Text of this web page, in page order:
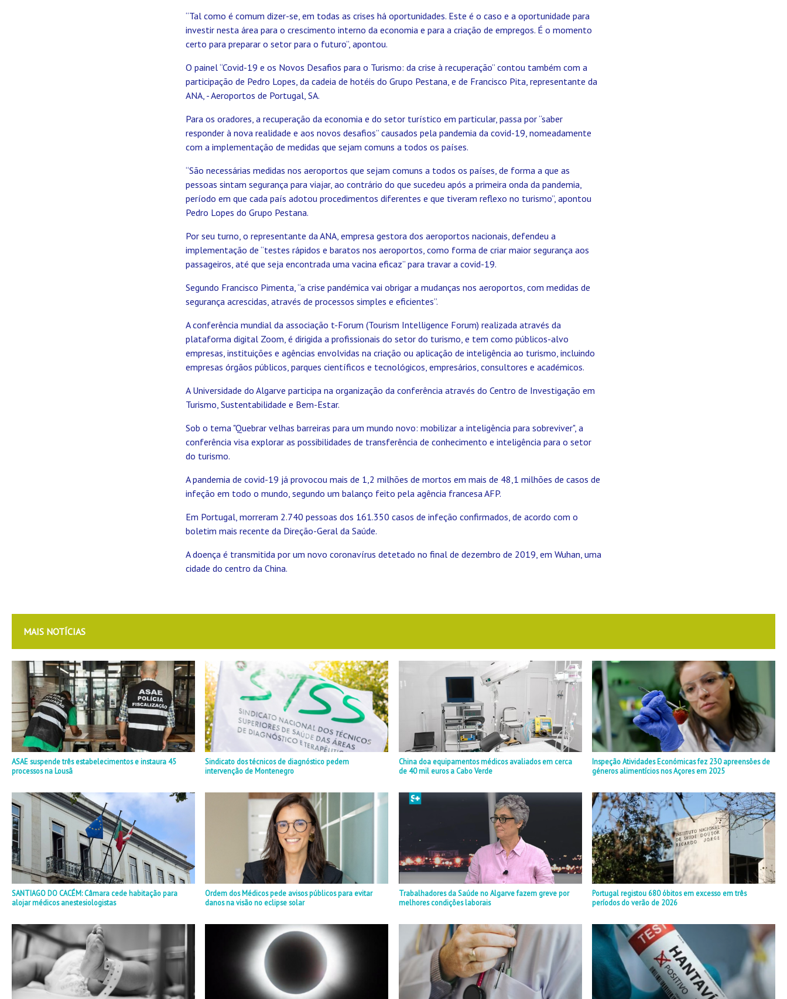
“Tal como é comum dizer-se, em todas as crises há oportunidades. Este é o caso e a oportunidade para
investir nesta área para o crescimento interno da economia e para a criação de empregos. É o momento
certo para preparar o setor para o futuro”, apontou.
O painel “Covid-19 e os Novos Desafios para o Turismo: da crise à recuperação” contou também com a
participação de Pedro Lopes, da cadeia de hotéis do Grupo Pestana, e de Francisco Pita, representante da
ANA, - Aeroportos de Portugal, SA.
Para os oradores, a recuperação da economia e do setor turístico em particular, passa por “saber
responder à nova realidade e aos novos desafios” causados pela pandemia da covid-19, nomeadamente
com a implementação de medidas que sejam comuns a todos os países.
“São necessárias medidas nos aeroportos que sejam comuns a todos os países, de forma a que as
pessoas sintam segurança para viajar, ao contrário do que sucedeu após a primeira onda da pandemia,
período em que cada país adotou procedimentos diferentes e que tiveram reflexo no turismo”, apontou
Pedro Lopes do Grupo Pestana.
Por seu turno, o representante da ANA, empresa gestora dos aeroportos nacionais, defendeu a
implementação de “testes rápidos e baratos nos aeroportos, como forma de criar maior segurança aos
passageiros, até que seja encontrada uma vacina eficaz” para travar a covid-19.
Segundo Francisco Pimenta, “a crise pandémica vai obrigar a mudanças nos aeroportos, com medidas de
segurança acrescidas, através de processos simples e eficientes”.
A conferência mundial da associação t-Forum (Tourism Intelligence Forum) realizada através da
plataforma digital Zoom, é dirigida a profissionais do setor do turismo, e tem como públicos-alvo
empresas, instituições e agências envolvidas na criação ou aplicação de inteligência ao turismo, incluindo
empresas órgãos públicos, parques científicos e tecnológicos, empresários, consultores e académicos.
A Universidade do Algarve participa na organização da conferência através do Centro de Investigação em
Turismo, Sustentabilidade e Bem-Estar.
Sob o tema "Quebrar velhas barreiras para um mundo novo: mobilizar a inteligência para sobreviver", a
conferência visa explorar as possibilidades de transferência de conhecimento e inteligência para o setor
do turismo.
A pandemia de covid-19 já provocou mais de 1,2 milhões de mortos em mais de 48,1 milhões de casos de
infeção em todo o mundo, segundo um balanço feito pela agência francesa AFP.
Em Portugal, morreram 2.740 pessoas dos 161.350 casos de infeção confirmados, de acordo com o
boletim mais recente da Direção-Geral da Saúde.
A doença é transmitida por um novo coronavírus detetado no final de dezembro de 2019, em Wuhan, uma
cidade do centro da China.
MAIS NOTÍCIAS
ASAE suspende três estabelecimentos e instaura 45
processos na Lousã
Sindicato dos técnicos de diagnóstico pedem
intervenção de Montenegro
China doa equipamentos médicos avaliados em cerca
de 40 mil euros a Cabo Verde
Inspeção Atividades Económicas fez 230 apreensões de
géneros alimentícios nos Açores em 2025
SANTIAGO DO CACÉM: Câmara cede habitação para
alojar médicos anestesiologistas
Ordem dos Médicos pede avisos públicos para evitar
danos na visão no eclipse solar
Trabalhadores da Saúde no Algarve fazem greve por
melhores condições laborais
Portugal registou 680 óbitos em excesso em três
períodos do verão de 2026